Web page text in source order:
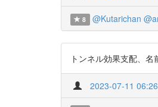
8 @Kutarichan
トンネル効果支配、
2023-07-11